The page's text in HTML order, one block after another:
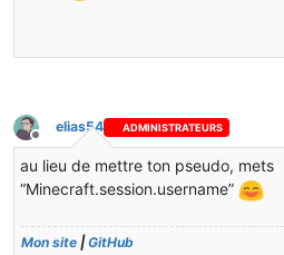
Hors-ligne
elias54 ADMINISTRATEURS
au lieu de mettre ton pseudo, mets
“Minecraft.session.username”
Mon site |GitHub